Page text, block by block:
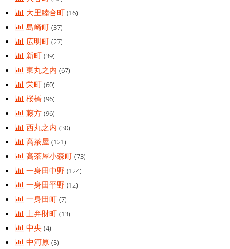
大里睦合町(16)
島崎町(37)
広明町(27)
新町(39)
東丸之内(67)
栄町(60)
桜橋(96)
藤方(96)
西丸之内(30)
高茶屋(121)
高茶屋小森町(73)
一身田中野(124)
一身田平野(12)
一身田町(7)
上弁財町(13)
中央(4)
中河原(5)